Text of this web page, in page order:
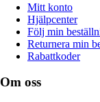
Mitt konto
Hjälpcenter
Följ min
Returnera min
Rabattkoder
Om oss